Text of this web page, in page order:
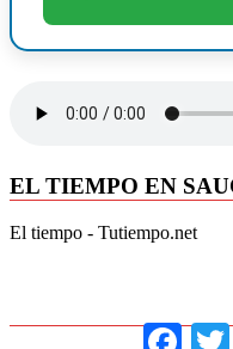
EL TIEMPO EN
El tiempo - Tutiempo.net